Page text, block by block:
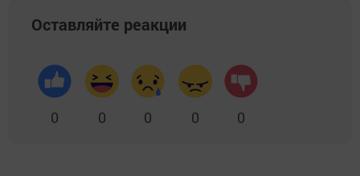
Оставляйте реакции
0 0 0 0 0